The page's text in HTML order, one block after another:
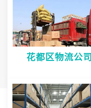
花都区物流公司